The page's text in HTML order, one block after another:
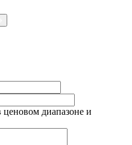
диапазоне и